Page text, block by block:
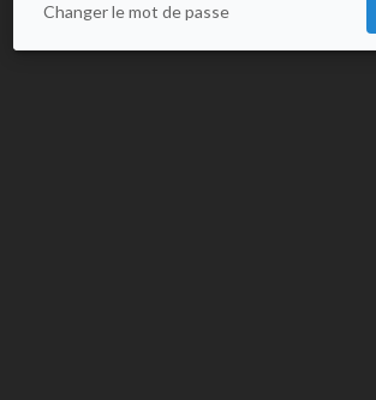
Changer le mot de passe